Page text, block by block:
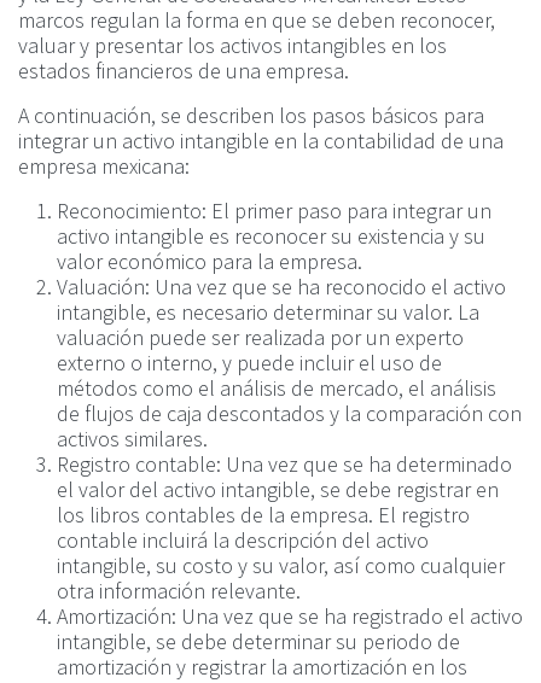
marcos regulan la forma en que se deben reconocer,
valuar y presentar los activos intangibles en los
estados financieros de una empresa.
A continuación, se describen los pasos básicos para
integrar un activo intangible en la contabilidad de una
empresa mexicana:
Reconocimiento: El primer paso para integrar un
activo intangible es reconocer su existencia y su
valor económico para la empresa.
Valuación: Una vez que se ha reconocido el activo
intangible, es necesario determinar su valor. La
valuación puede ser realizada por un experto
externo o interno, y puede incluir el uso de
métodos como el análisis de mercado, el análisis
de flujos de caja descontados y la comparación con
activos similares.
Registro contable: Una vez que se ha determinado
el valor del activo intangible, se debe registrar en
los libros contables de la empresa. El registro
contable incluirá la descripción del activo
intangible, su costo y su valor, así como cualquier
otra información relevante.
Amortización: Una vez que se ha registrado el activo
intangible, se debe determinar su periodo de
amortización y registrar la amortización en los